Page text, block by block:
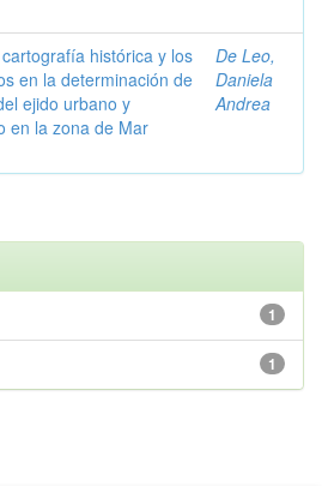
histórica y los
en la determinación de
ejido urbano y
en la zona de Mar
De Leo,
Daniela
Andrea
1
1